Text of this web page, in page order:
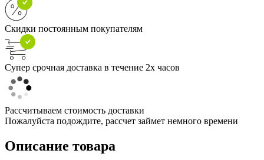
Скидки постоянным покупателям
Супер срочная доставка в течение 2х часов
Рассчитываем стоимость доставки
Пожалуйста подождите, рассчет займет немного времени
Описание товара